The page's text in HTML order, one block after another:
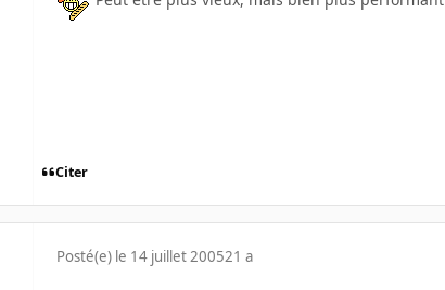
Citer
Posté(e) le 14 juillet 200521 a